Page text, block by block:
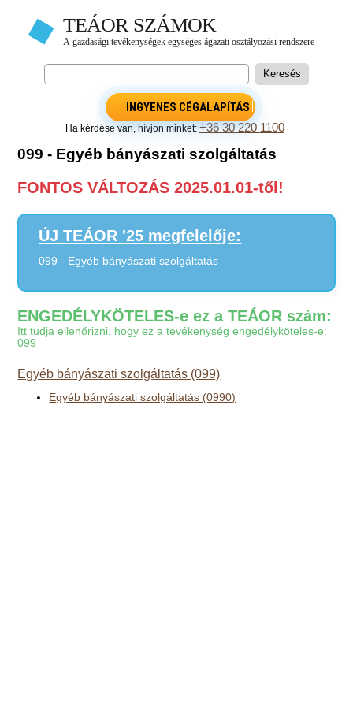
INGYENES CÉGALAPÍTÁS
Ha kérdése van, hívjon minket:+36 30 220 1100
099 - Egyéb bányászati szolgáltatás
FONTOS VÁLTOZÁS 2025.01.01-től!
ÚJ TEÁOR '25 megfelelője:
099 - Egyéb bányászati szolgáltatás
ENGEDÉLYKÖTELES-e ez a TEÁOR szám:
Itt tudja ellenőrizni, hogy ez a tevékenység engedélyköteles-e:
099
Egyéb bányászati szolgáltatás (099)
Egyéb bányászati szolgáltatás (0990)